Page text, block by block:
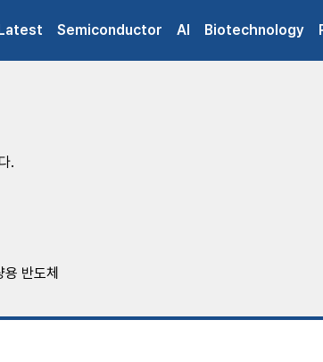
Semiconductor AI Biotechnology
.
용 반도체